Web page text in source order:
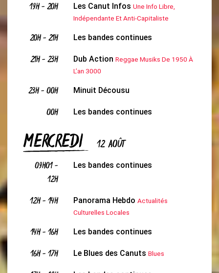
19H-20H Les Canut Infos Une Info Libre,
Indépendante Et Anti-Capitaliste
20H-21H Les bandes continues
21H-23H Dub Action Reggae Musiks De 1950 À
L’an 3000
23H-00H Minuit Décousu
00H Les bandes continues
MERCREDI 12 AOÛT
09H01-
12H
Les bandes continues
12H-14H Panorama Hebdo Actualités
Culturelles Locales
14H-16H Les bandes continues
16H-17H Le Blues des Canuts Blues